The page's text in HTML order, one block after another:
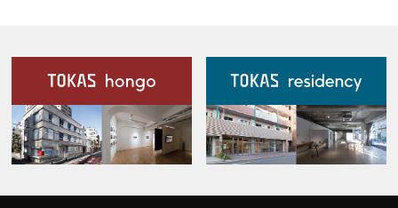
Our Facilities